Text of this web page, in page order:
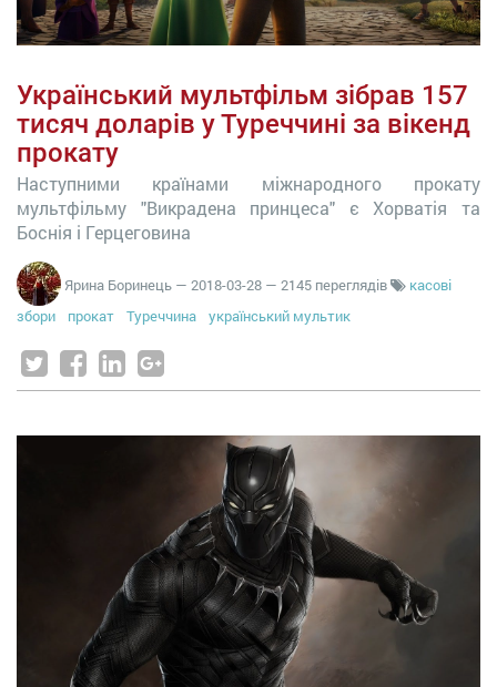
Український мультфільм зібрав 157
тисяч доларів у Туреччині за вікенд
прокату
Наступними країнами міжнародного прокату
мультфільму "Викрадена принцеса" є Хорватія та
Боснія і Герцеговина
Ярина Боринець — 2018-03-28 — 2145 переглядів
касові
збори
прокат Туреччина український мультик